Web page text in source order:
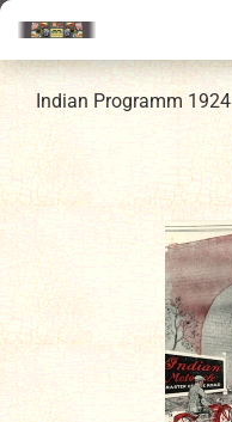
Indian Programm 1924